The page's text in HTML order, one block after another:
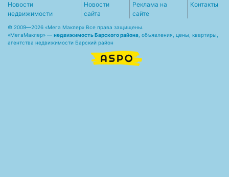
Новости
недвижимости
Новости
сайта
Реклама на
сайте
Контакты
© 2009—2026 «Мега Маклер» Все права защищены.
«МегаМаклер» — недвижимость Барского района , объявления, цены, квартиры,
агентства недвижимости Барский район